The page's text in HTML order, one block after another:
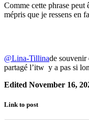
Comme cette phrase peut
mépris que je ressens en
@Lina-Tillinade souvenir
partagé l’itw y a pas si
Edited November 16,
Link to post